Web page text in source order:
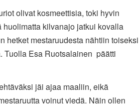
olivat kosmeettisia, toki hyvin
kilvanajo jatkui kovalla
hetket mestaruudesta nähtiin toiseksi
Tuolla Esa Ruotsalainen päätti
jäi ajaa maaliin, eikä
voinut viedä. Näin ollen